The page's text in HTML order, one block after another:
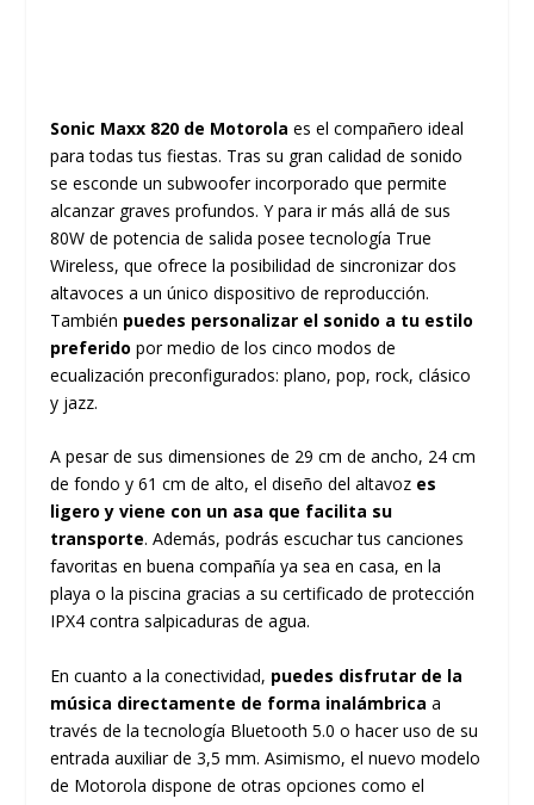
Sonic Maxx 820 de Motorola es el compañero ideal
para todas tus fiestas. Tras su gran calidad de sonido
se esconde un subwoofer incorporado que permite
alcanzar graves profundos. Y para ir más allá de sus
80W de potencia de salida posee tecnología True
Wireless, que ofrece la posibilidad de sincronizar dos
altavoces a un único dispositivo de reproducción.
También puedes personalizar el sonido a tu estilo
preferido por medio de los cinco modos de
ecualización preconfigurados: plano, pop, rock, clásico
y jazz.
A pesar de sus dimensiones de 29 cm de ancho, 24 cm
de fondo y 61 cm de alto, el diseño del altavoz es
ligero y viene con un asa que facilita su
transporte. Además, podrás escuchar tus canciones
favoritas en buena compañía ya sea en casa, en la
playa o la piscina gracias a su certificado de protección
IPX4 contra salpicaduras de agua.
En cuanto a la conectividad, puedes disfrutar de la
música directamente de forma inalámbrica a
través de la tecnología Bluetooth 5.0 o hacer uso de su
entrada auxiliar de 3,5 mm. Asimismo, el nuevo modelo
de Motorola dispone de otras opciones como el